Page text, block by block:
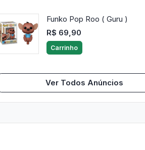
Funko Pop Roo ( Guru )
R$ 69,90
Carrinho
Ver Todos Anúncios